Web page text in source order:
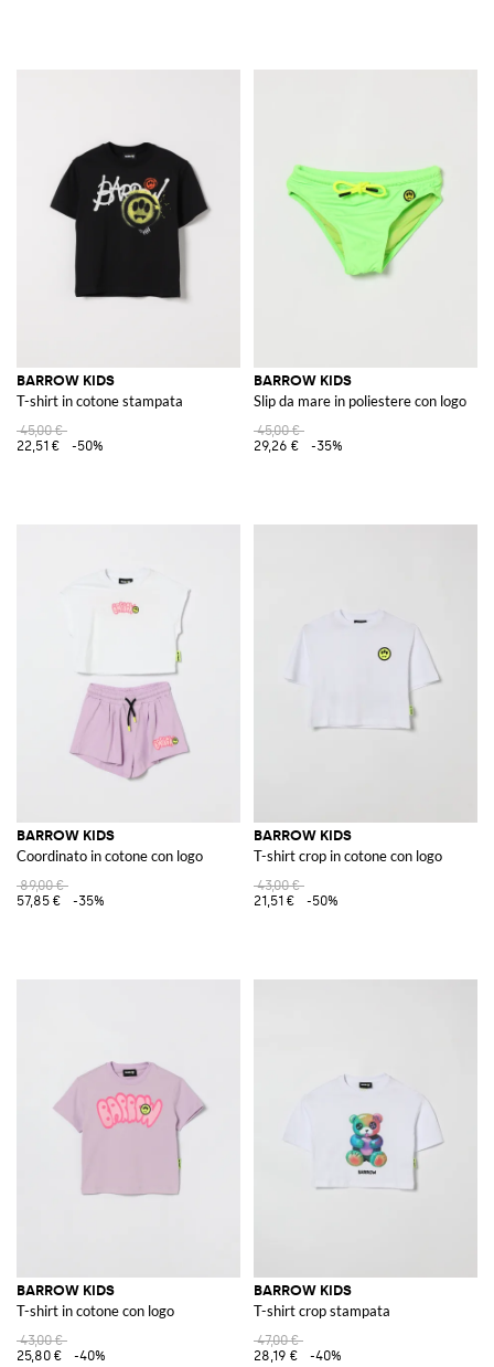
BARROW KIDS
T-shirt in cotone stampata
45,00 €
22,51 €
-50%
BARROW KIDS
Slip da mare in poliestere con logo
45,00 €
29,26 €
-35%
BARROW KIDS
Coordinato in cotone con logo
89,00 €
57,85 €
-35%
BARROW KIDS
T-shirt crop in cotone con logo
43,00 €
21,51 €
-50%
BARROW KIDS
T-shirt in cotone con logo
43,00 €
25,80 €
-40%
BARROW KIDS
T-shirt crop stampata
47,00 €
28,19 €
-40%